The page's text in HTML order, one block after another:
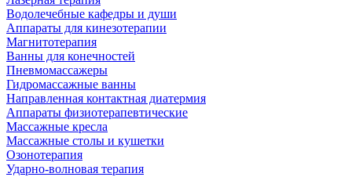
Водолечебные кафедры и души
Аппараты для кинезотерапии
Магнитотерапия
Ванны для конечностей
Пневмомассажеры
Гидромассажные ванны
Направленная контактная диатермия
Аппараты физиотерапевтические
Массажные кресла
Массажные столы и кушетки
Озонотерапия
Ударно-волновая терапия